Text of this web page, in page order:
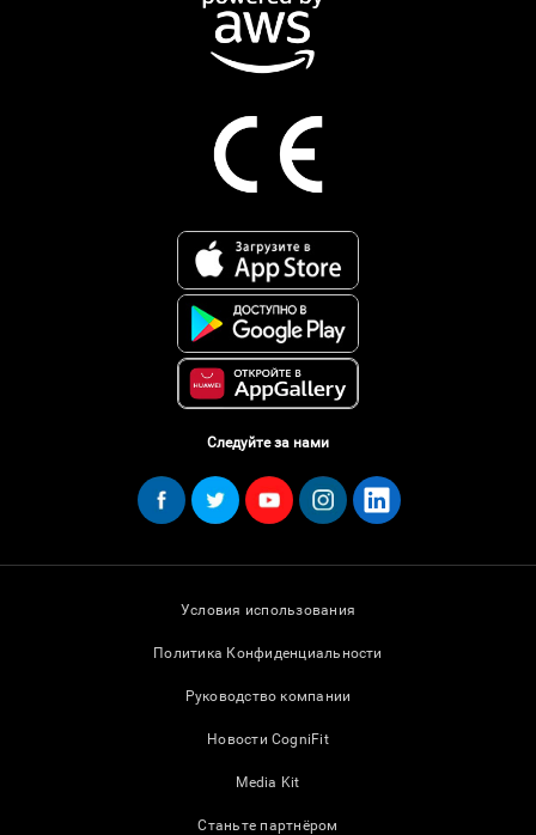
Следуйте за нами
Условия использования
Политика Конфиденциальности
Руководство компании
Новости CogniFit
Media Kit
Станьте партнёром